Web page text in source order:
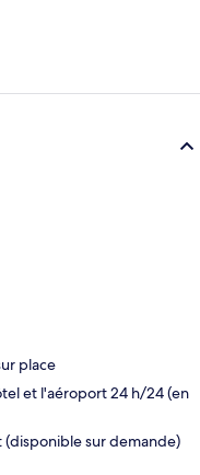
place
et l'aéroport 24 h/24 (en
sur demande)